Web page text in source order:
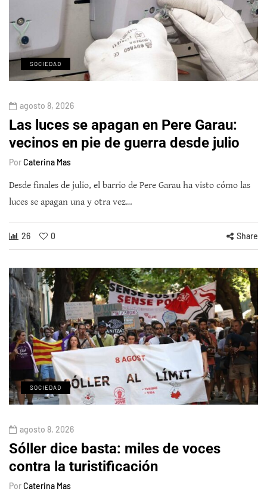
SOCIEDAD
agosto 8, 2026
Las luces se apagan en Pere Garau:
vecinos en pie de guerra desde julio
PorCaterina Mas
Desde finales de julio, el barrio de Pere Garau ha visto cómo las
luces se apagan una y otra vez…
26 0 Share
SOCIEDAD
agosto 8, 2026
Sóller dice basta: miles de voces
contra la turistificación
PorCaterina Mas